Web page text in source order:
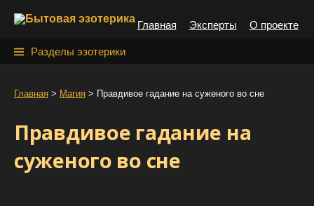
Главная Эксперты О проекте
Разделы эзотерики
Главная > Магия > Правдивое гадание на суженого во сне
Правдивое гадание на
суженого во сне